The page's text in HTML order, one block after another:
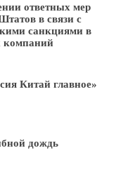
ответных мер
в связи с
санкциями в
компаний
Китай главное»
дождь